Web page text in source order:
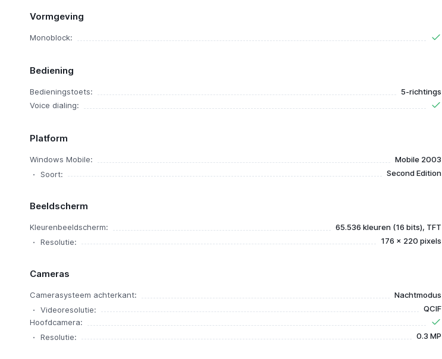
Vormgeving
Monoblock:
Bediening
Bedieningstoets:
5-richtings
Voice dialing:
Platform
Windows Mobile:
Mobile 2003
Soort:
Second Edition
Beeldscherm
Kleurenbeeldscherm:
65.536 kleuren (16 bits), TFT
Resolutie:
176 x 220 pixels
Cameras
Camerasysteem achterkant:
Nachtmodus
Videoresolutie:
QCIF
Hoofdcamera:
Resolutie:
0.3 MP